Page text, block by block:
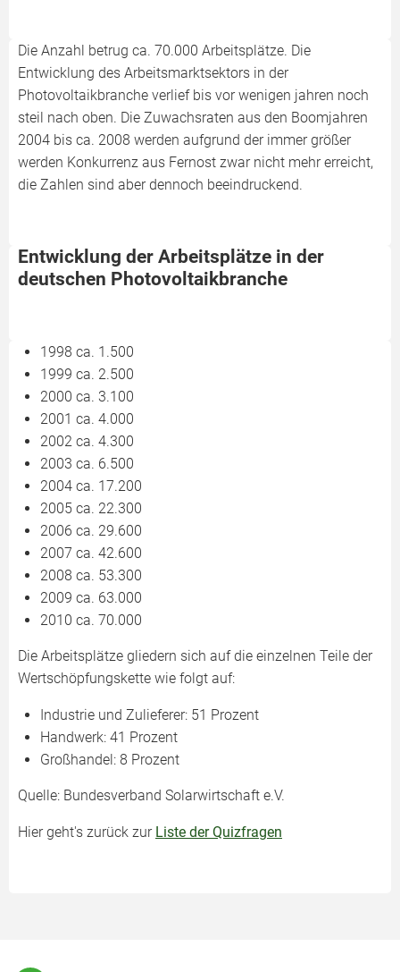
Die Anzahl betrug ca. 70.000 Arbeitsplätze. Die
Entwicklung des Arbeitsmarktsektors in der
Photovoltaikbranche verlief bis vor wenigen jahren noch
steil nach oben. Die Zuwachsraten aus den Boomjahren
2004 bis ca. 2008 werden aufgrund der immer größer
werden Konkurrenz aus Fernost zwar nicht mehr erreicht,
die Zahlen sind aber dennoch beeindruckend.
Entwicklung der Arbeitsplätze in der
deutschen Photovoltaikbranche
1998 ca. 1.500
1999 ca. 2.500
2000 ca. 3.100
2001 ca. 4.000
2002 ca. 4.300
2003 ca. 6.500
2004 ca. 17.200
2005 ca. 22.300
2006 ca. 29.600
2007 ca. 42.600
2008 ca. 53.300
2009 ca. 63.000
2010 ca. 70.000
Die Arbeitsplätze gliedern sich auf die einzelnen Teile der
Wertschöpfungskette wie folgt auf:
Industrie und Zulieferer: 51 Prozent
Handwerk: 41 Prozent
Großhandel: 8 Prozent
Quelle: Bundesverband Solarwirtschaft e.V.
Hier geht's zurück zur Liste der Quizfragen